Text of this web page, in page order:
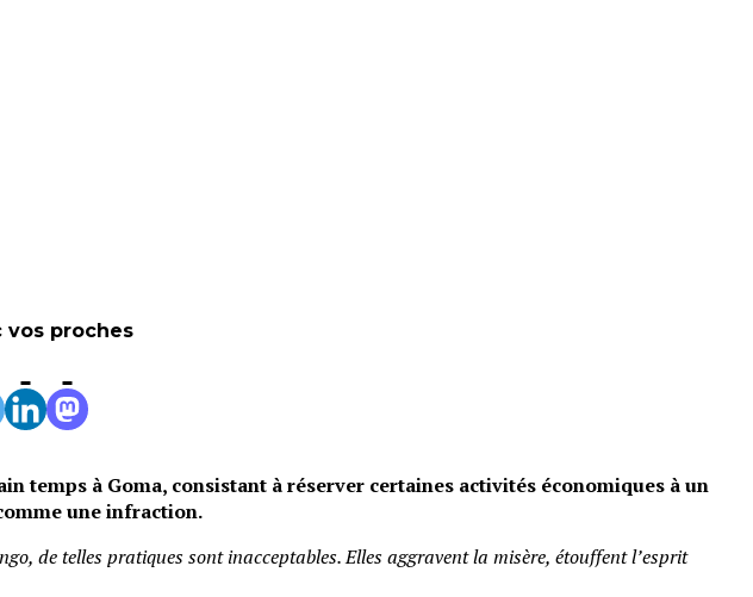
vos proches
temps à Goma, consistant à réserver certaines activités économiques à un
une infraction.
de telles pratiques sont inacceptables. Elles aggravent la misère, étouffent l’esprit